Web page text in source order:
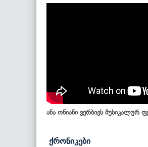
ანა ონიანი ვერბიეს მუსიკალურ
ქრონიკები